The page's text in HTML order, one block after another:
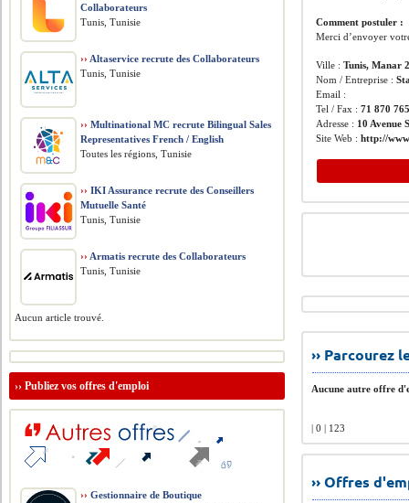
Comment postuler :
Merci d’envoyer
Ville :Tunis, Manar
Nom / Entreprise :
Email :
Tel / Fax :71 870
Adresse : 10 Avenue
Site Web :http://
››
Aucune autre offre
| 0 | 123
›› Offres
Collaborateurs
Tunis, Tunisie
›› Altaservice recrute des Collaborateurs
Tunis, Tunisie
›› Multinational MC recrute Bilingual Sales
Representatives French / English
Toutes les régions, Tunisie
›› IKI Assurance recrute des Conseillers
Mutuelle Santé
Tunis, Tunisie
›› Armatis recrute des Collaborateurs
Tunis, Tunisie
Aucun article trouvé.
››Publiez vos offres d'emploi
›› Gestionnaire de Boutique